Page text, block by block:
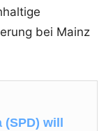
bei Mainz
will